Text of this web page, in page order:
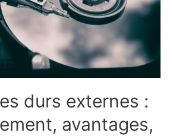
durs externes :
avantages,